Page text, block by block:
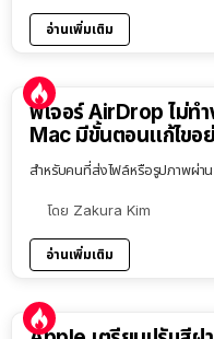
อ่านเพิ่มเติม
ฟีเจอร์ AirDrop ไม่ท
Mac มีขั้นตอนแก้ไขอย่
สำหรับคนที่ส่งไฟล์หรือรูปภาพผ่า
โดย Zakura Kim
อ่านเพิ่มเติม